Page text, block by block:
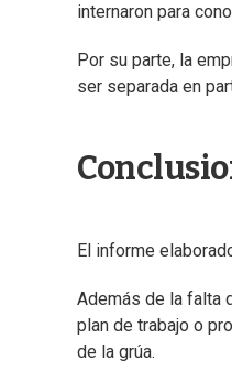
internaron para
Por su parte, la
ser separada en
El informe
Además de la falta
plan de trabajo o
de la grúa.